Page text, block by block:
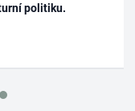
politiku.